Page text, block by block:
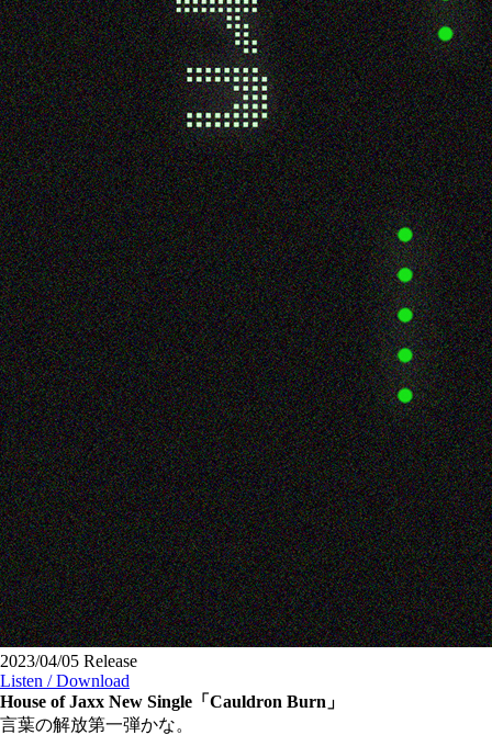
2023/04/05 Release
Listen / Download
House of Jaxx New Single「Cauldron Burn」
言葉の解放第一弾かな。